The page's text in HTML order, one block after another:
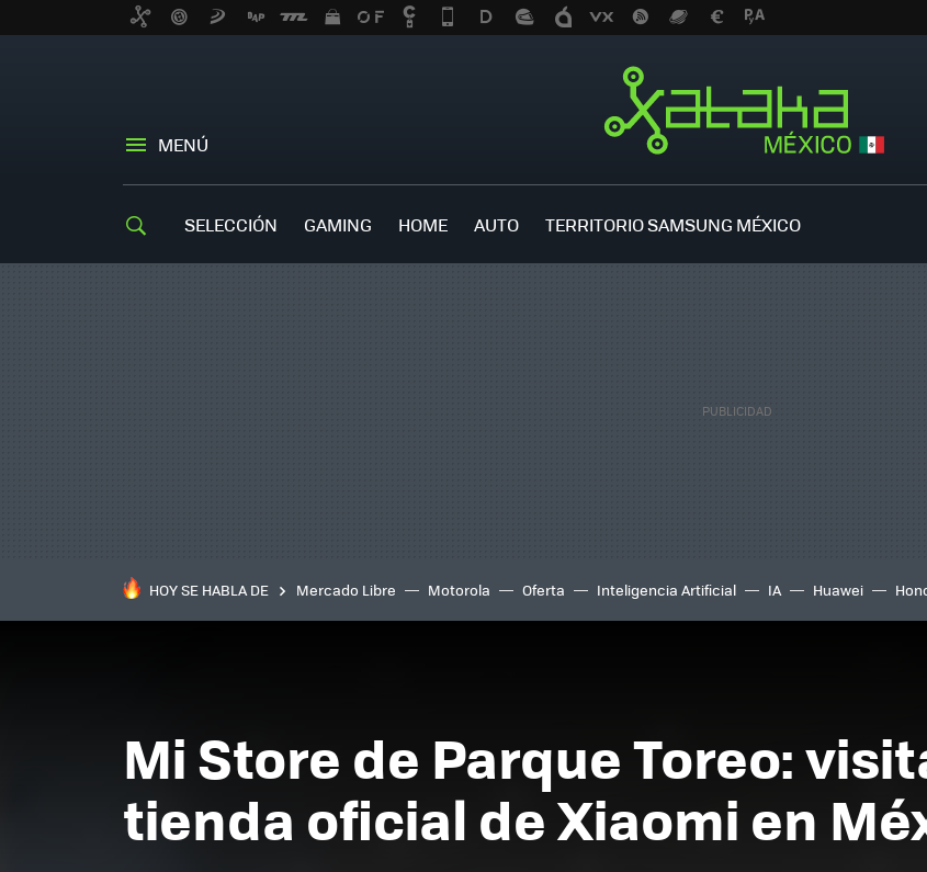
MENÚ
SELECCIÓN GAMING HOME AUTO TERRITORIO SAMSUNG MÉXICO
HOY SE HABLA DE Mercado Libre Motorola Oferta Inteligencia Artificial IA Huawei
Mi Store de Parque Toreo:
tienda oficial de Xiaomi en